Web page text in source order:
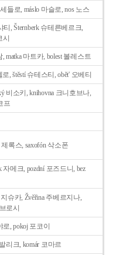
세들로, máslo 마슬로, nos 노스
티, Šternberk 슈테른베르크,
시
, matka 마트카, bolest 볼레스트
로, štěstí 슈테스티, obět' 오베티
비소키, knihovna 크니호브나,
프
제록스, saxofón 삭소폰
자메크, pozdní 포즈드니, bez
지슈카, Žvěřina 주베르지나,
로시
로, pokoj 포코이
리크, komár 코마르